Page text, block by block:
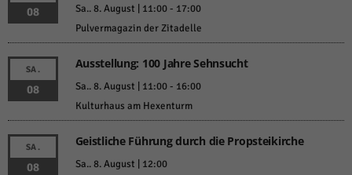
08 Sa.. 8. August | 11:00- 17:00
Pulvermagazin der Zitadelle
SA.
08
Ausstellung: 100 Jahre Sehnsucht
Sa.. 8. August | 11:00- 16:00
Kulturhaus am Hexenturm
SA.
08
Geistliche Führung durch die Propsteikirche
Sa.. 8. August | 12:00